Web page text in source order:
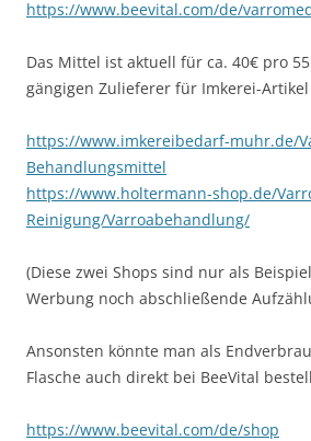
https://www.beevital.com/de/
Das Mittel ist aktuell für ca. 40€ pro
gängigen Zulieferer für Imkerei-
https://www.imkereibedarf-muhr.de/
Behandlungsmittel
https://www.holtermann-shop.de/
Reinigung/Varroabehandlung/
(Diese zwei Shops sind nur als
Werbung noch abschließende
Ansonsten könnte man als
Flasche auch direkt bei BeeVital
https://www.beevital.com/de/shop